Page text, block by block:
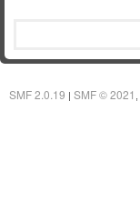
SMF 2.0.19 | SMF © 2021